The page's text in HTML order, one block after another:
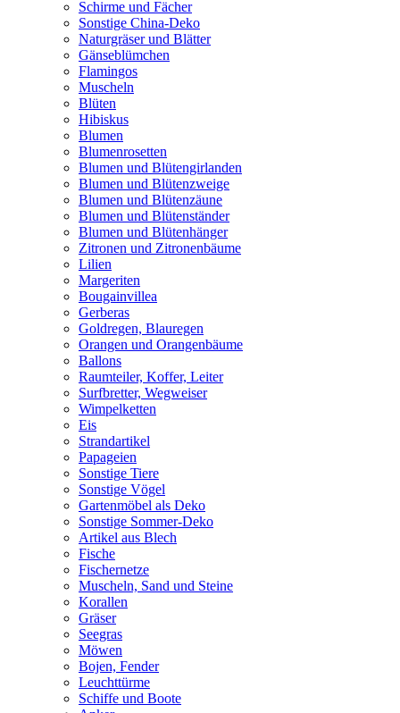
Schirme und Fächer
Sonstige China-Deko
Naturgräser und Blätter
Gänseblümchen
Flamingos
Muscheln
Blüten
Hibiskus
Blumen
Blumenrosetten
Blumen und Blütengirlanden
Blumen und Blütenzweige
Blumen und Blütenzäune
Blumen und Blütenständer
Blumen und Blütenhänger
Zitronen und Zitronenbäume
Lilien
Margeriten
Bougainvillea
Gerberas
Goldregen, Blauregen
Orangen und Orangenbäume
Ballons
Raumteiler, Koffer, Leiter
Surfbretter, Wegweiser
Wimpelketten
Eis
Strandartikel
Papageien
Sonstige Tiere
Sonstige Vögel
Gartenmöbel als Deko
Sonstige Sommer-Deko
Artikel aus Blech
Fische
Fischernetze
Muscheln, Sand und Steine
Korallen
Gräser
Seegras
Möwen
Bojen, Fender
Leuchttürme
Schiffe und Boote